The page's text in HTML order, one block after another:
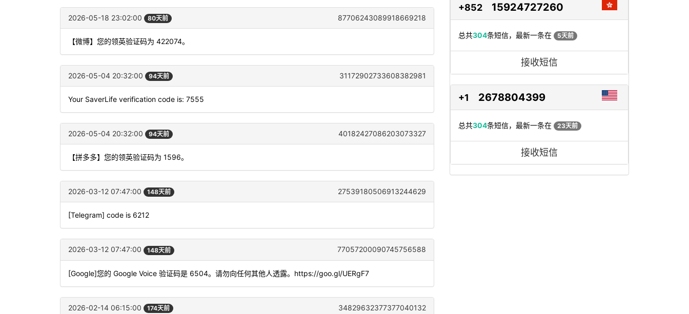
2026-05-18 23:02:00 80天前 87706243089918669218
【微博】您的领英验证码为 422074。
2026-05-04 20:32:00 94天前 31172902733608382981
Your SaverLife verification code is: 7555
2026-05-04 20:32:00 94天前 40182427086203073327
【拼多多】您的领英验证码为 1596。
2026-03-12 07:47:00 148天前 27539180506913244629
[Telegram] code is 6212
2026-03-12 07:47:00 148天前 77057200090745756588
[Google]您的 Google Voice 验证码是 6504。请勿向任何其他人透露。https://goo.gl/UERgF7
2026-02-14 06:15:00 174天前 34829632377377040132
+852 15924727260
总共304条短信，最新一条在 5天前
接收短信
+1 2678804399
总共304条短信，最新一条在 23天前
接收短信